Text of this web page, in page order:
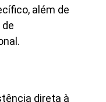
além de
direta à